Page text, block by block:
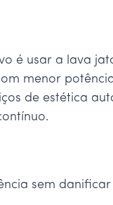
é usar a lava
menor
de estética
sem